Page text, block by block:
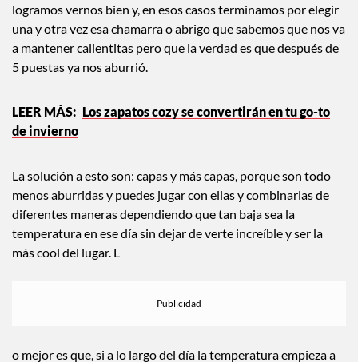
logramos vernos bien y, en esos casos terminamos por elegir
una y otra vez esa chamarra o abrigo que sabemos que nos va
a mantener calientitas pero que la verdad es que después de
5 puestas ya nos aburrió.
Los zapatos cozy se convertirán en tu go-to
de invierno
La solución a esto son: capas y más capas, porque son todo
menos aburridas y puedes jugar con ellas y combinarlas de
diferentes maneras dependiendo que tan baja sea la
temperatura en ese día sin dejar de verte increíble y ser la
más cool del lugar. L
o mejor es que, si a lo largo del día la temperatura empieza a